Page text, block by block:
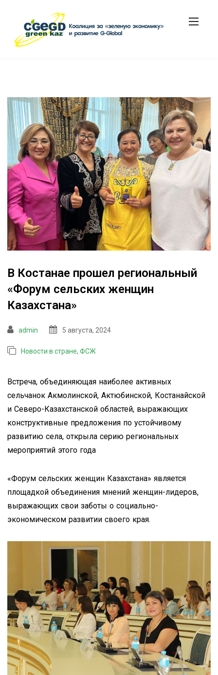
В Костанае прошел региональный
«Форум сельских женщин
Казахстана»
admin 5 августа, 2024
Новости в стране, ФСЖ
Встреча, объединяющая наиболее активных
сельчанок Акмолинской, Актюбинской, Костанайской
и Северо-Казахстанской областей, выражающих
конструктивные предложения по устойчивому
развитию села, открыла серию региональных
мероприятий этого года
«Форум сельских женщин Казахстана» является
площадкой объединения мнений женщин-лидеров,
выражающих свои заботы о социально-
экономическом развитии своего края.